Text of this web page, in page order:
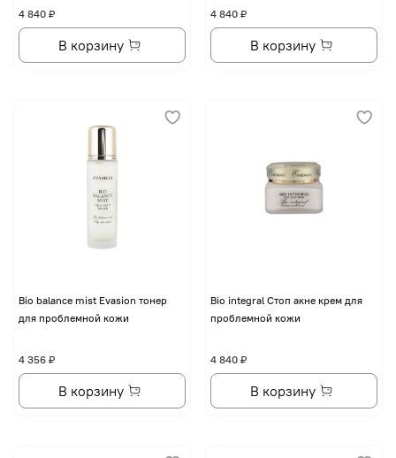
4 840 ₽
В корзину
4 840 ₽
В корзину
Bio balance mist Evasion тонер
для проблемной кожи
4 356 ₽
В корзину
Bio integral Стоп акне крем для
проблемной кожи
4 840 ₽
В корзину